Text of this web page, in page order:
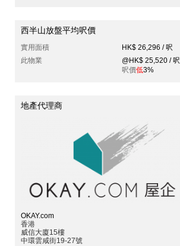
西半山放盤平均呎價
實用面積
HK$ 26,296 / 呎
此物業
@HK$ 25,520 / 呎
呎價低3%
地產代理商
OKAY.com
香港
威信大廈15樓
中環雲咸街19-27號